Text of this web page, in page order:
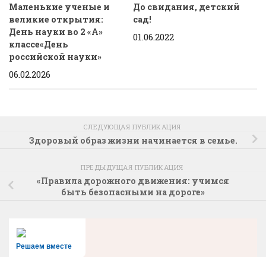
Маленькие ученые и
великие открытия:
День науки во 2 «А»
классе«День
российской науки»
06.02.2026
До свидания, детский
сад!
01.06.2022
СЛЕДУЮЩАЯ ПУБЛИКАЦИЯ
Здоровый образ жизни начинается в семье.
ПРЕДЫДУЩАЯ ПУБЛИКАЦИЯ
«Правила дорожного движения: учимся
быть безопасными на дороге»
Решаем вместе